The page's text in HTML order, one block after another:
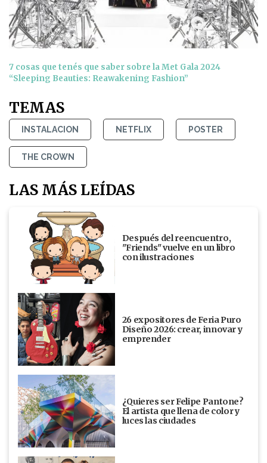
7 cosas que tenés que saber sobre la Met Gala 2024
“Sleeping Beauties: Reawakening Fashion”
TEMAS
INSTALACION NETFLIX POSTER
THE CROWN
LAS MÁS LEÍDAS
Después del reencuentro,
"Friends" vuelve en un libro
con ilustraciones
26 expositores de Feria Puro
Diseño 2026: crear, innovar y
emprender
¿Quieres ser Felipe Pantone?
El artista que llena de color y
luces las ciudades